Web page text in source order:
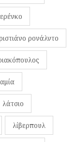
ρονάλντο
λάτσιο
λίβερπουλ